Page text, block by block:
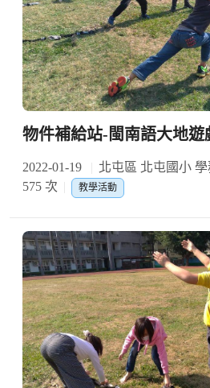
物件補給站-閩南語大地遊
2022-01-19 北屯區 北屯國小
575 次
教學活動